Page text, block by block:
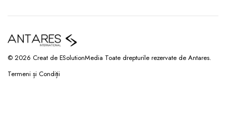
© 2026 Creat de ESolutionMedia Toate drepturile rezervate de Antares.
Termeni și Condiții